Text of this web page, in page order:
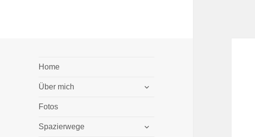
Home
Über mich
untermenü
Fotos
Spazierwege
untermenü